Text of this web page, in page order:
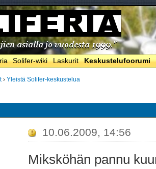
Solifer-wiki Laskurit Keskustelufoorumi
›Yleistä Solifer-keskustelua
10.06.2009, 14:56
Miksköhän pannu